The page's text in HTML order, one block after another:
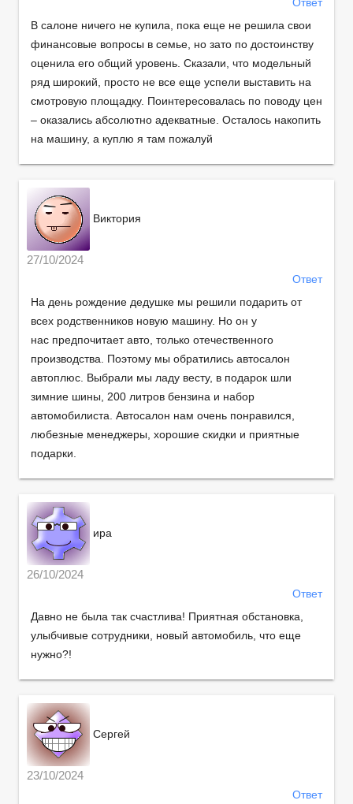
В салоне ничего не купила, пока еще не решила свои
финансовые вопросы в семье, но зато по достоинству
оценила его общий уровень. Сказали, что модельный
ряд широкий, просто не все еще успели выставить на
смотровую площадку. Поинтересовалась по поводу цен
– оказались абсолютно адекватные. Осталось накопить
на машину, а куплю я там пожалуй
Виктория
27/10/2024
Ответ
На день рождение дедушке мы решили подарить от
всех родственников новую машину. Но он у
нас предпочитает авто, только отечественного
производства. Поэтому мы обратились автосалон
автоплюс. Выбрали мы ладу весту, в подарок шли
зимние шины, 200 литров бензина и набор
автомобилиста. Автосалон нам очень понравился,
любезные менеджеры, хорошие скидки и приятные
подарки.
ира
26/10/2024
Ответ
Давно не была так счастлива! Приятная обстановка,
улыбчивые сотрудники, новый автомобиль, что еще
нужно?!
Сергей
23/10/2024
Ответ